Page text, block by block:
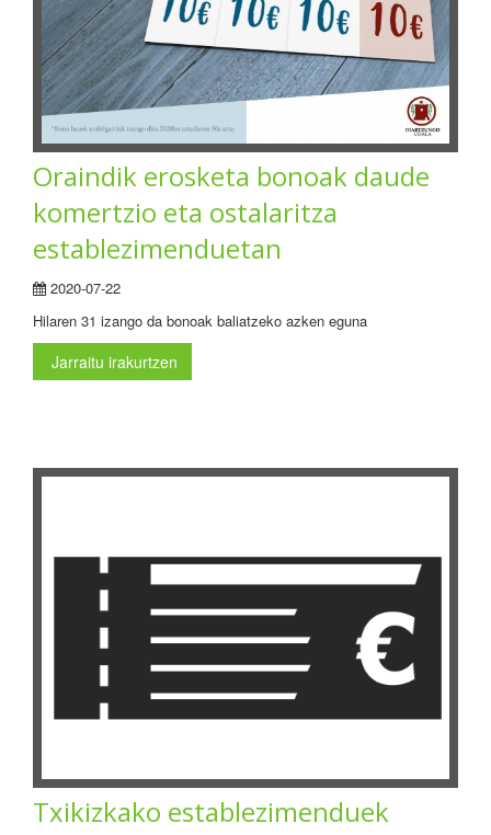
Oraindik erosketa bonoak daude
komertzio eta ostalaritza
establezimenduetan
2020-07-22
Hilaren 31 izango da bonoak baliatzeko azken eguna
Jarraitu irakurtzen
Txikizkako establezimenduek